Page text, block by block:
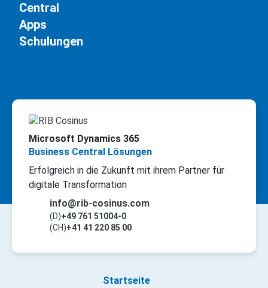
Central
Apps
Schulungen
Microsoft Dynamics 365
Business Central Lösungen
Erfolgreich in die Zukunft mit ihrem Partner für
digitale Transformation
info@rib-cosinus.com
(D)+49 761 51004-0
(CH)+41 41 220 85 00
Startseite